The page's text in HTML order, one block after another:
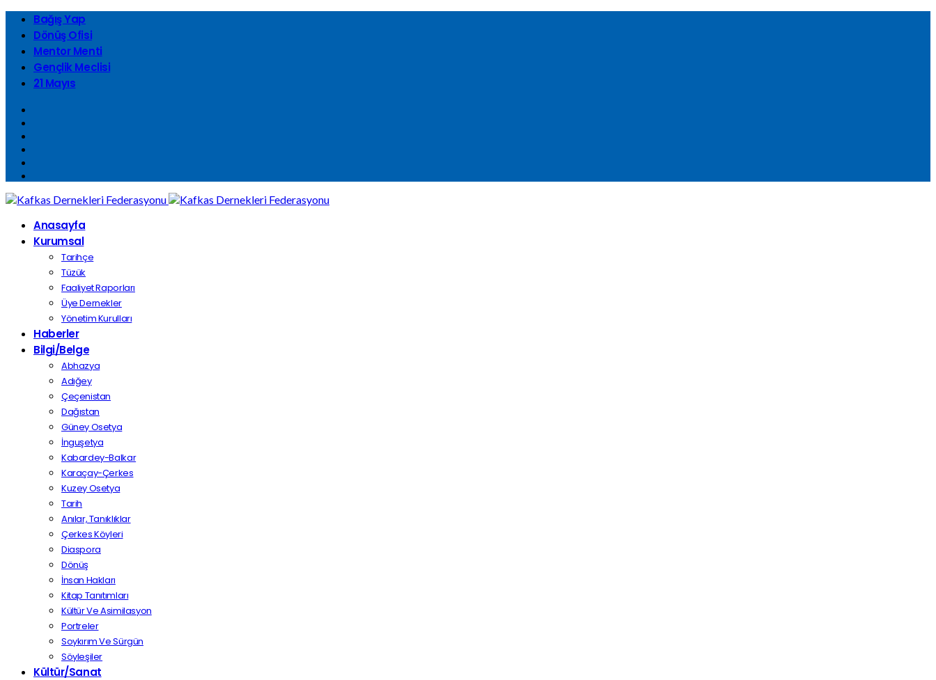
Bağış Yap
Dönüş Ofisi
Mentor Menti
Gençlik Meclisi
21 Mayıs
Anasayfa
Kurumsal
Tarihçe
Tüzük
Faaliyet Raporları
Üye Dernekler
Yönetim Kurulları
Haberler
Bilgi/Belge
Abhazya
Adığey
Çeçenistan
Dağıstan
Güney Osetya
İnguşetya
Kabardey-Balkar
Karaçay-Çerkes
Kuzey Osetya
Tarih
Anılar, Tanıklıklar
Çerkes Köyleri
Diaspora
Dönüş
İnsan Hakları
Kitap Tanıtımları
Kültür Ve Asimilasyon
Portreler
Soykırım Ve Sürgün
Söyleşiler
Kültür/Sanat